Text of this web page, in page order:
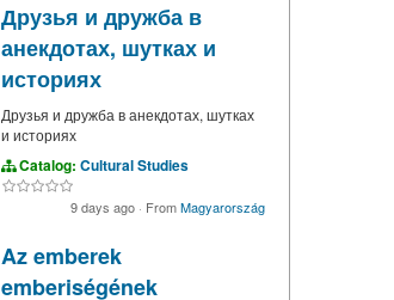
Друзья и дружба в
анекдотах, шутках и
историях
Друзья и дружба в анекдотах, шутках
и историях
Catalog: Cultural Studies
9 days ago · FromMagyarország
Az emberek
emberiségének